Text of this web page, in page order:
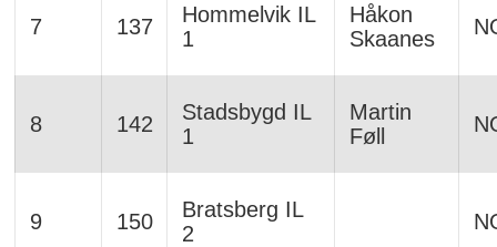
7 137
Hommelvik IL
1
Håkon
Skaanes
8 142
Stadsbygd IL
1
Martin
Føll
9 150
Bratsberg IL
2